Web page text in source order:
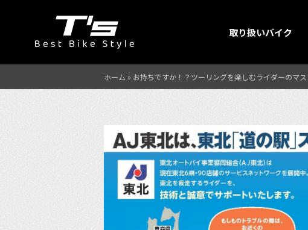
取り扱いバイク
ホーム » お持ちですか！？ツーリングを楽しむライダーのマ